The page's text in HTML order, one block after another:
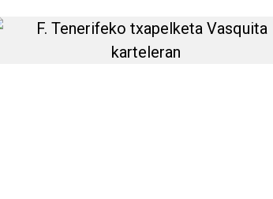
karteleran buruz informazio gehiago
F. Tenerifeko